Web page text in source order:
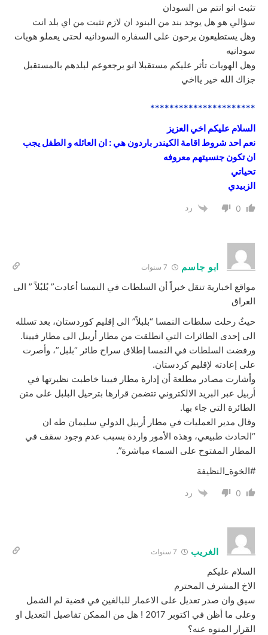
تثبت انو انتم من السودان
سؤالي هو هل يوجد بند من البنود ان لازم تثبت من اي بلد انت
وهل يستطيعون يرحون على السفاره السودانيه لحتى يعملو هويات
سودانيه
وهل الهويات تأثر عليكم مستقبلا انو يرجعوعم لبلدهم بالمستقبل
جزاك الله خير يااخي
**********************
السلام عليكم اخي العزيز
نعم احد شروط اقامة الكيندر باردون هي : ان العائله و الطفل يجب
ان تكون جنسيتهم معروفه
تحياتي
الزبيدي
0 رد
ابو جاسم
مواقع اخبارية تنقل خبراً أن السلطات في النمسا أعادت” بُلبُلاً ” الى
العراق
حيثُ رحلت سلطات النمسا “بلبلاً” الى إقليم كوردستان، بعد تسلله
الى إحدى الطائرات التي انطلقت من مطار أربيل الى مطار فيينا.
ورفضت السلطات في النمسا إطلاق سراح طائر “بلبل”، وأصرت
على إعادته لإقليم كردستان.
وأشارت مصادر مطلعة أن إدارة مطار فيينا خاطبت نظيرتها في
أربيل عبر البريد الالكتروني تتضمن قرارها بترحيل البلبل على متن
الطائرة التي جاء بها.
وقال مدير العمليات في مطار أربيل الدولي سليمان طه ان
“الحادث طبيعي، وهذه الأمور واردة بسبب عدم وجود سقف في
المطار المفتوح على السماء مباشرة”.
#الخوة_النظيفة
0 رد
الغريب
السلام عليكم
الاخ المشرف المحترم
سيق وان صدر تعديل على الاعمار للبالغين في قضية لم الشمل
وعلى ما أظن في اكتوبر 2017 ! هل من الممكن تفاصيل التعديل او
القرار المنوه عنه؟